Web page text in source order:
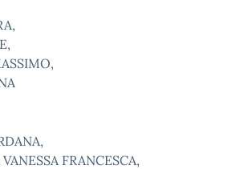
FRANCESCA,